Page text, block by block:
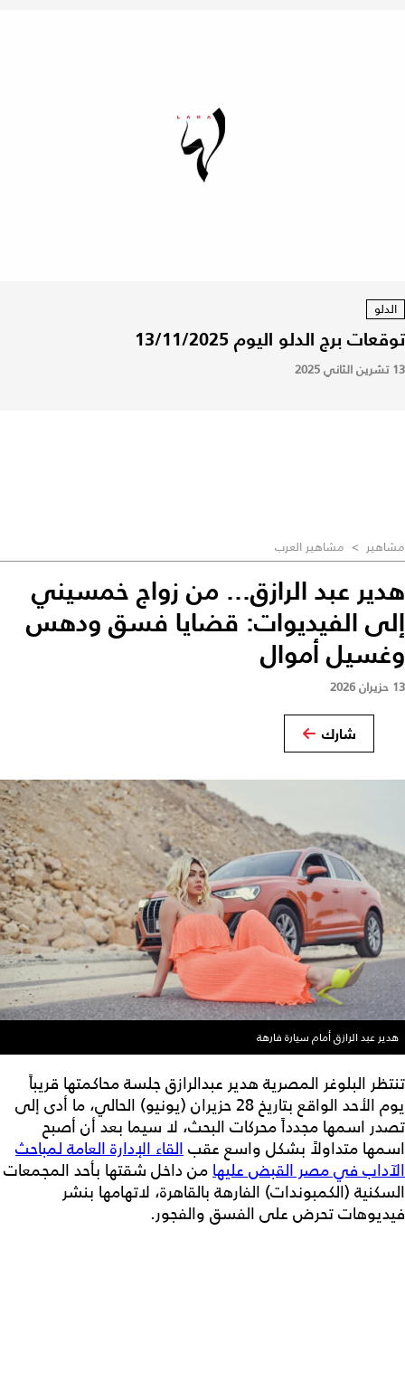
الدلو
توقعات برج الدلو اليوم 13/11/2025
13 تشرين الثاني 2025
مشاهير > مشاهير العرب
هدير عبد الرازق... من زواج خمسيني
إلى الفيديوات: قضايا فسق ودهس
وغسيل أموال
13 حزيران 2026
شارك
هدير عبد الرازق أمام سيارة فارهة
تنتظر البلوغر المصرية هدير عبدالرازق جلسة محاكمتها قريباً
يوم الأحد الواقع بتاريخ 28 حزيران (يونيو) الحالي، ما أدى إلى
تصدر اسمها مجدداً محركات البحث، لا سيما بعد أن أصبح
اسمها متداولاً بشكل واسع عقبالقاء الإدارة العامة لمباحث
الآداب في مصر القبض عليهامن داخل شقتها بأحد المجمعات
السكنية (الكمبوندات) الفارهة بالقاهرة، لاتهامها بنشر
فيديوهات تحرض على الفسق والفجور.